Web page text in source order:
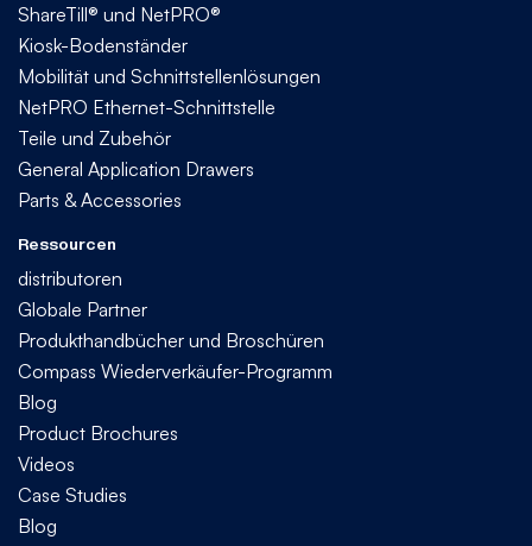
ShareTill® und NetPRO®
Kiosk-Bodenständer
Mobilität und Schnittstellenlösungen
NetPRO Ethernet-Schnittstelle
Teile und Zubehör
General Application Drawers
Parts & Accessories
Ressourcen
distributoren
Globale Partner
Produkthandbücher und Broschüren
Compass Wiederverkäufer-Programm
Blog
Product Brochures
Videos
Case Studies
Blog